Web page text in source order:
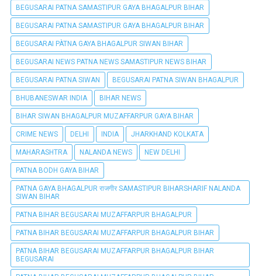
BEGUSARAI PATNA SAMASTIPUR GAYA BHAGALPUR BIHAR
BEGUSARAI PATNA SAMASTIPUR GAYA BHAGALPUR BIHAR
BEGUSARAI PÀTNA GAYA BHAGALPUR SIWAN BIHAR
BEGUSARAI NEWS PATNA NEWS SAMASTIPUR NEWS BIHAR
BEGUSARAI PATNA SIWAN BEGUSARAI PATNA SIWAN BHAGALPUR
BHUBANESWAR INDIA BIHAR NEWS
BIHAR SIWAN BHAGALPUR MUZAFFARPUR GAYA BIHAR
CRIME NEWS DELHI INDIA JHARKHAND KOLKATA
MAHARASHTRA NALANDA NEWS NEW DELHI
PATNA BODH GAYA BIHAR
PATNA GAYA BHAGALPUR राजगीर SAMASTIPUR BIHARSHARIF NALANDA
SIWAN BIHAR
PATNA BIHAR BEGUSARAI MUZAFFARPUR BHAGALPUR
PATNA BIHAR BEGUSARAI MUZAFFARPUR BHAGALPUR BIHAR
PATNA BIHAR BEGUSARAI MUZAFFARPUR BHAGALPUR BIHAR
BEGUSARAI